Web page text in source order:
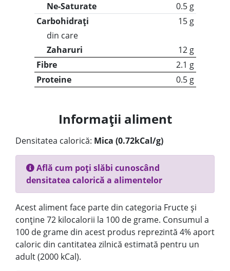
Ne-Saturate
0.5 g
Carbohidrați
15 g
din care
Zaharuri
12 g
Fibre
2.1 g
Proteine
0.5 g
Informații aliment
Densitatea calorică: Mica (0.72kCal/g)
Află cum poți slăbi cunoscând
densitatea calorică a alimentelor
Acest aliment face parte din categoria Fructe și
conține 72 kilocalorii la 100 de grame. Consumul a
100 de grame din acest produs reprezintă 4% aport
caloric din cantitatea zilnică estimată pentru un
adult (2000 kCal).